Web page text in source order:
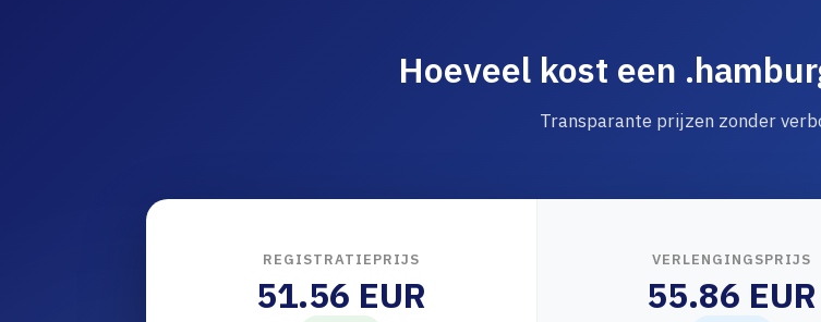
Hoeveel kost een
Transparante prijzen zonder
REGISTRATIEPRIJS
51.56 EUR
VERLENGINGSPRIJS
55.86 EUR